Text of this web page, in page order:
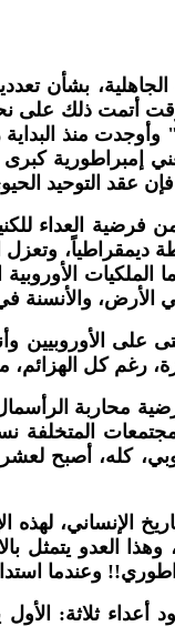
بشأن
ذلك على نحو
منذ
إمبراطورية
عقد التوحيد
فرضية العداء
ديمقراطياً،
الملكيات
الأرض، والأنسنة
حتى على
رغم كل الهزائم،
محاربة
المتخلفة
كله، أصبح
الإنساني،
العدو
وعندما
أعداء ثلاثة: